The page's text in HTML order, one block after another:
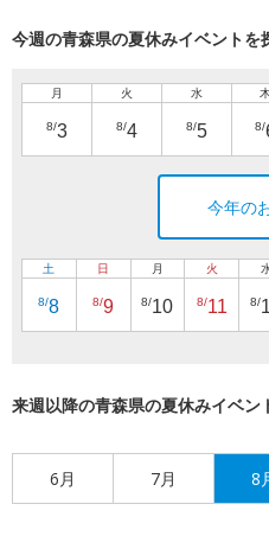
今週の青森県の夏休みイベントを
月
8/3
火
8/4
水
8/5 8/
今年の
土
8/8
日
8/9
月
8/10
火
8/11 8/
来週以降の青森県の夏休みイベン
6月 7月 8